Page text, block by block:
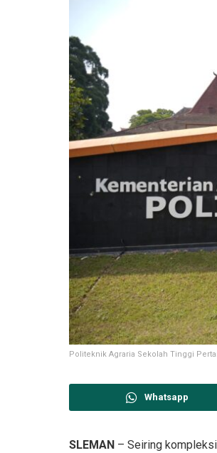
Politeknik Agraria Sekolah Tinggi
Whatsapp
SLEMAN – Seiring